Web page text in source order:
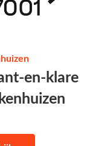
en-klare